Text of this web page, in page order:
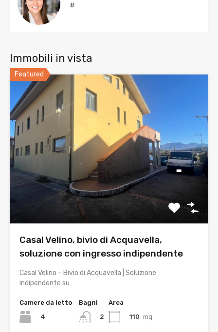
#
Immobili in vista
Featured
Casal Velino, bivio di Acquavella,
soluzione con ingresso indipendente
Casal Velino – Bivio di Acquavella | Soluzione
indipendente su…
Camere da letto
4
Bagni
2
Area
110 mq